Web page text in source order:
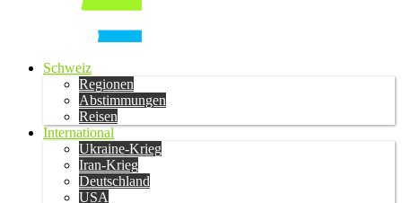
Schweiz
Regionen
Abstimmungen
Reisen
International
Ukraine-Krieg
Iran-Krieg
Deutschland
USA